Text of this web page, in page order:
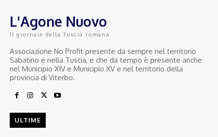
L'Agone Nuovo
Il giornale della Tuscia romana
Associazione No Profit presente da sempre nel territorio
Sabatino e nella Tuscia, e che da tempo è presente anche
nel Municipio XIV e Municipio XV e nel territorio della
provincia di Viterbo.
ULTIME